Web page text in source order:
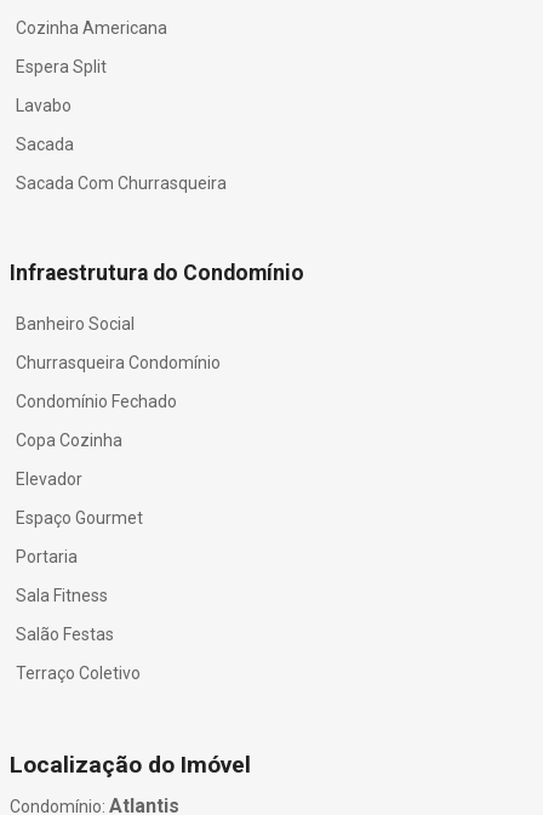
Cozinha Americana
Espera Split
Lavabo
Sacada
Sacada Com Churrasqueira
Infraestrutura do Condomínio
Banheiro Social
Churrasqueira Condomínio
Condomínio Fechado
Copa Cozinha
Elevador
Espaço Gourmet
Portaria
Sala Fitness
Salão Festas
Terraço Coletivo
Localização do Imóvel
Condomínio: Atlantis